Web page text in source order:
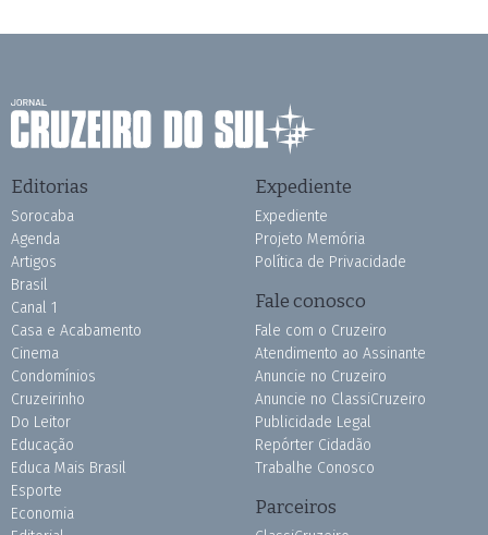
Editorias
Sorocaba
Agenda
Artigos
Brasil
Canal 1
Casa e Acabamento
Cinema
Condomínios
Cruzeirinho
Do Leitor
Educação
Educa Mais Brasil
Esporte
Economia
Expediente
Expediente
Projeto Memória
Política de Privacidade
Fale conosco
Fale com o Cruzeiro
Atendimento ao Assinante
Anuncie no Cruzeiro
Anuncie no ClassiCruzeiro
Publicidade Legal
Repórter Cidadão
Trabalhe Conosco
Parceiros